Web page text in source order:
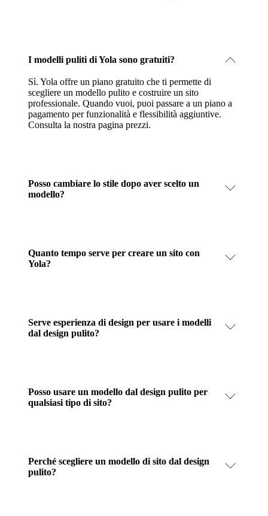
I modelli puliti di Yola sono gratuiti?
Sì. Yola offre un piano gratuito che ti permette di
scegliere un modello pulito e costruire un sito
professionale. Quando vuoi, puoi passare a un piano a
pagamento per funzionalità e flessibilità aggiuntive.
Consulta la nostra pagina prezzi.
Posso cambiare lo stile dopo aver scelto un
modello?
Quanto tempo serve per creare un sito con
Yola?
Serve esperienza di design per usare i modelli
dal design pulito?
Posso usare un modello dal design pulito per
qualsiasi tipo di sito?
Perché scegliere un modello di sito dal design
pulito?